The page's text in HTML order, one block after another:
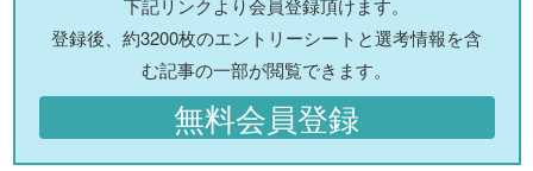
下記リンクより会員登録頂けます。
登録後、約3200枚のエントリーシートと選考情報を含
む記事の一部が閲覧できます。
無料会員登録